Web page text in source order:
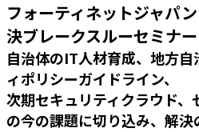
フォーティネットジャパ
決ブレークスルーセミナー
自治体のIT人材育成、地方
ィポリシーガイドライン、
次期セキュリティクラウド
の今の課題に切り込み、解決